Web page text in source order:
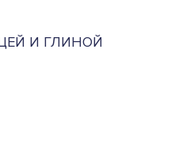
И ГЛИНОЙ